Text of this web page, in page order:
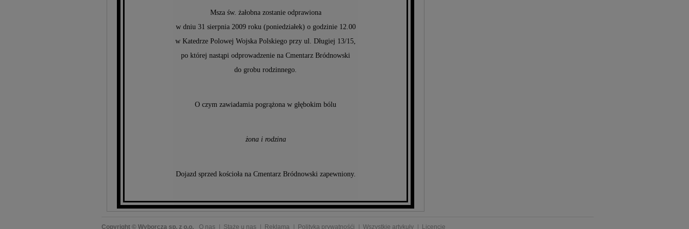
Msza św. żałobna zostanie odprawiona
w dniu 31 sierpnia 2009 roku (poniedziałek) o godzinie 12.00
w Katedrze Polowej Wojska Polskiego przy ul. Długiej 13/15,
po której nastąpi odprowadzenie na Cmentarz Bródnowski
do grobu rodzinnego.
O czym zawiadamia pogrążona w głębokim bólu
żona i rodzina
Dojazd sprzed kościoła na Cmentarz Bródnowski zapewniony.
Copyright © Wyborcza sp. z o.o. O nas Staże u nas Reklama Polityka prywatnośći Wszystkie artykuły Licencje